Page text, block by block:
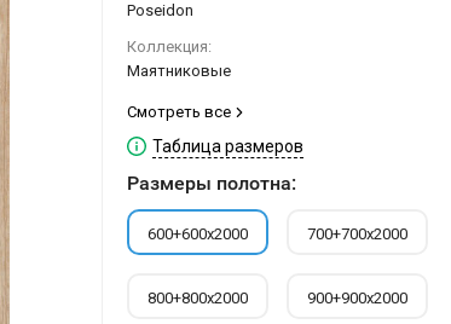
Poseidon
Коллекция:
Маятниковые
Смотреть все
Таблица размеров
Размеры полотна:
600+600х2000 700+700х2000
800+800х2000 900+900х2000